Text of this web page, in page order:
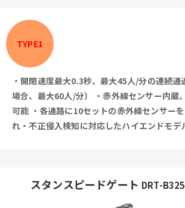
TYPE1
・開閉速度最大0.3秒、最大45人/分の連続通
場合、最大60人/分）
・赤外線センサー内蔵
可能 ・各通路に10セットの赤外線センサー
れ・不正侵入検知に対応したハイエンドモデ
スタンスピードゲート DRT-B325